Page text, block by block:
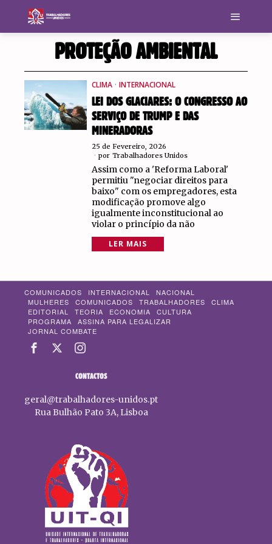
PROTEÇÃO AMBIENTAL
CLIMA · INTERNACIONAL
LEI DOS GLACIARES: O CONGRESSO AO
SERVIÇO DE TRUMP E DAS
MINERADORAS
25 de Fevereiro, 2026
por Trabalhadores Unidos
Assim como a 'Reforma Laboral'
permitiu "negociar direitos para
baixo" com os empregadores, esta
modificação promove algo
igualmente inconstitucional ao
violar o princípio da não
LER MAIS
COMUNICADOS INTERNACIONAL
NACIONAL
MULHERES
COMUNICADOS TRABALHADORES
CLIMA
EDITORIAL
TEORIA ECONOMIA
CULTURA
PROGRAMA
ASSINA PARA LEGALIZAR
JORNAL COMBATE
CONTACTOS
geral@trabalhadores-unidos.pt
Rua Bulhão Pato 3A, Lisboa